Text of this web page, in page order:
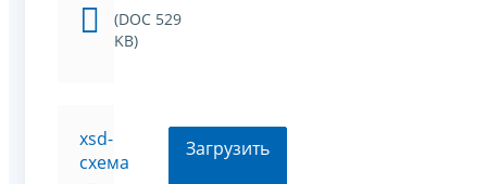
(DOC 529
KB)
xsd-
схема
Загрузить